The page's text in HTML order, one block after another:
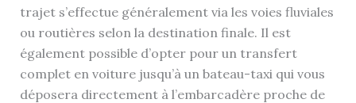
trajet s’effectue généralement via les voies fluviales
ou routières selon la destination finale. Il est
également possible d’opter pour un transfert
complet en voiture jusqu’à un bateau-taxi qui vous
déposera directement à l’embarcadère proche de